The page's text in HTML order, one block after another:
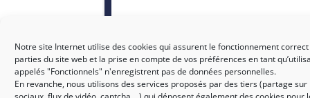
Notre site Internet utilise des cookies qui assurent le fonctionnement
parties du site web et la prise en compte de vos préférences en tant
appelés "Fonctionnels" n'enregistrent pas de données personnelles.
En revanche, nous utilisons des services proposés par des tiers (partage sur